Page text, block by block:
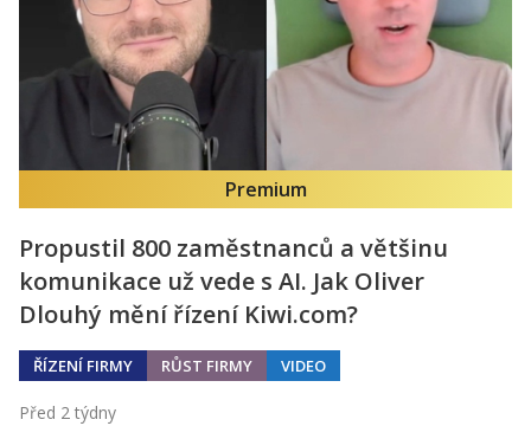
Premium
Propustil 800 zaměstnanců a většinu
komunikace už vede s AI. Jak Oliver
Dlouhý mění řízení Kiwi.com?
ŘÍZENÍ FIRMY RŮST FIRMY VIDEO
Před 2 týdny